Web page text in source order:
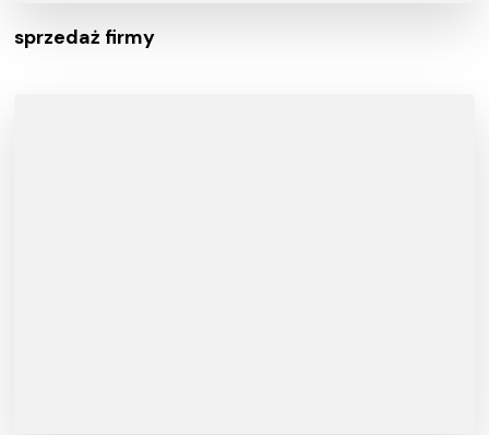
sprzedaż firmy